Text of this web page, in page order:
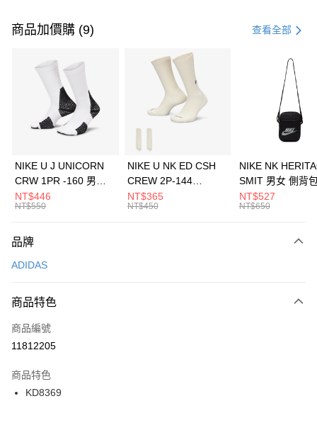
信用卡一次付款
3 期 0 利率 每期 21家銀行
合作金庫商業銀行
第一商業銀行
華南商業銀行
彰化商業銀行
上海商業儲蓄銀行
元大商業銀行
台灣樂天信用卡公司
Apple Pay
全盈+PAY
AFTEE先享後付
【關於「AFTEE先享後付」】
便利好安心！
３．安心：先確認商品／服務後，再付款。
【「AFTEE先享後付」結帳流程】
１．於結帳方式選擇「AFTEE先享後付」後，將跳轉至「AFTEE先享後付」
２．訂單成立數日內，您將收到繳費通知簡訊。
３．收到繳費通知簡訊後14天內，點擊此簡訊中的連結，可透過四大超商／
ATM／網路銀行／等多元方式進行付款，方視為交易完成。
運送方式
每筆NT$100，滿NT$1,500(含以上)免運費
宅配
每筆NT$100，滿NT$1,500(含以上)免運費
付款後門市自取
每筆NT$100，滿NT$1,500(含以上)免運費
商品加價購 (9) 查看全部
NIKE U J UNICORN
CRW 1PR -160 男女
中統襪 FZ3393100
NT$446
NT$550
NIKE U NK ED CSH
CREW 2P-144
EMBRDY 男女 短統襪
FZ3073133
NT$365
NT$450
NIKE NK
SMIT 男女 側背
BA5871010
NT$527
NT$650
品牌
ADIDAS
商品特色
商品編號
11812205
商品特色
KD8369